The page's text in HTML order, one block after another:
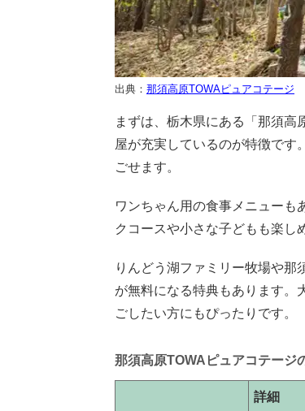
出典： 那須高原TOWAピュアコテージ
まずは、栃木県にある「那須高
屋が充実しているのが特徴です
ごせます。
ワンちゃん用の食事メニューも
クコースや小さな子どもも楽し
りんどう湖ファミリー牧場や那
が無料になる特典もあります。
ごしたい方にもぴったりです。
那須高原TOWAピュアコテージ
詳細